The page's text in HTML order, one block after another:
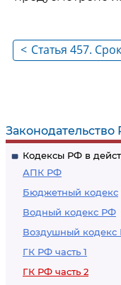
Законодательство
Кодексы РФ в
АПК РФ
Бюджетный кодекс
Водный кодекс РФ
Воздушный кодекс
ГК РФ часть 1
ГК РФ часть 2
< Статья 457. Срок